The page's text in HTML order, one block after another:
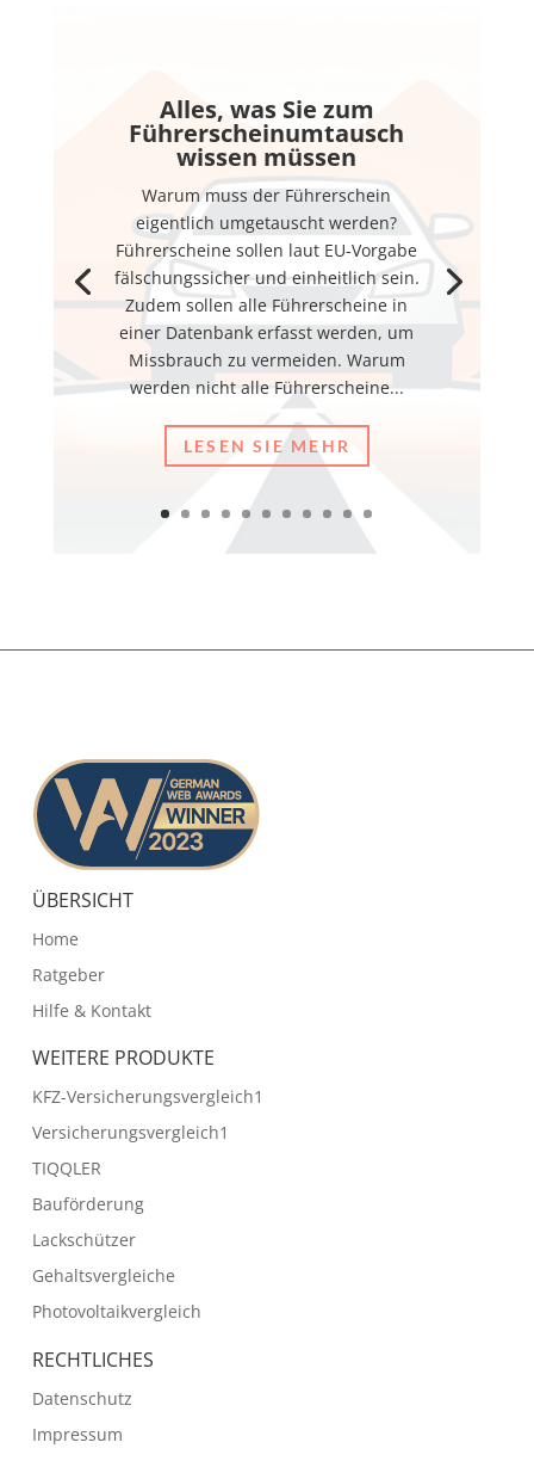
Alles, was Sie zum
Führerscheinumtausch
wissen müssen
Warum muss der Führerschein
eigentlich umgetauscht werden?
Führerscheine sollen laut EU-Vorgabe
fälschungssicher und einheitlich sein.
Zudem sollen alle Führerscheine in
einer Datenbank erfasst werden, um
Missbrauch zu vermeiden. Warum
werden nicht alle Führerscheine...
LESEN SIE MEHR
ÜBERSICHT
Home
Ratgeber
Hilfe & Kontakt
WEITERE PRODUKTE
KFZ-Versicherungsvergleich1
Versicherungsvergleich1
TIQQLER
Bauförderung
Lackschützer
Gehaltsvergleiche
Photovoltaikvergleich
RECHTLICHES
Datenschutz
Impressum